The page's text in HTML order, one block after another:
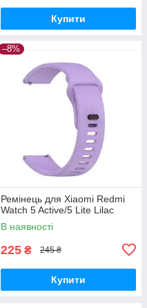
Купити
–8%
Ремінець для Xiaomi Redmi
Watch 5 Active/5 Lite Lilac
В наявності
225 ₴ 245 ₴
Купити